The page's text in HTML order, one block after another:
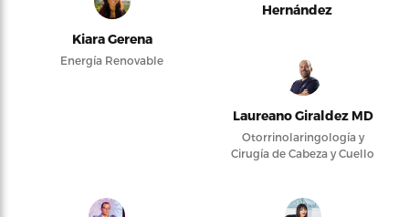
Kiara Gerena
Energía Renovable
Hernández
Laureano Giraldez MD
Otorrinolaringología y
Cirugía de Cabeza y Cuello